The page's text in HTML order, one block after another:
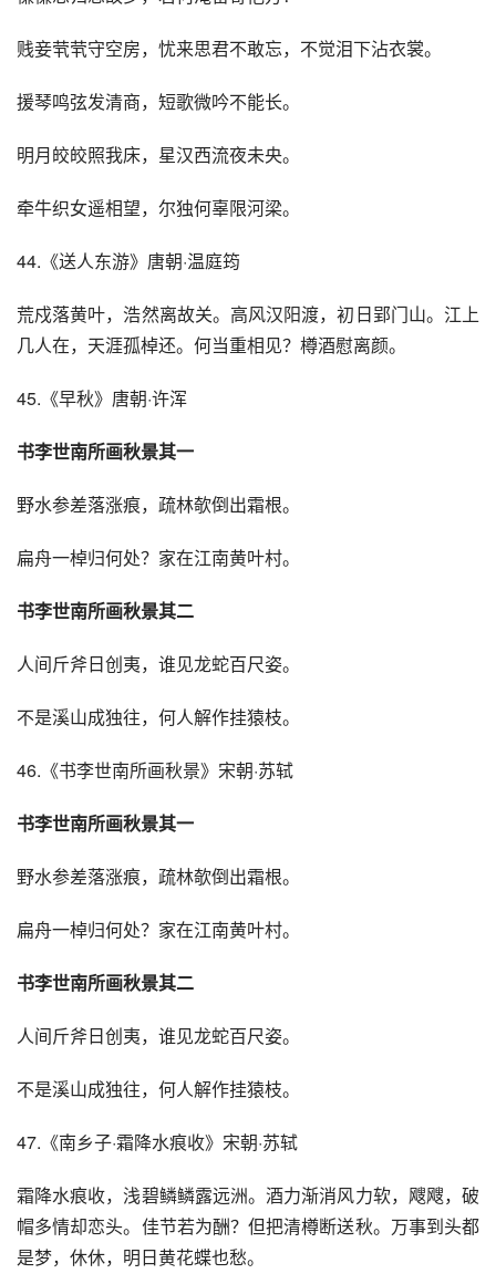
贱妾茕茕守空房，忧来思君不敢忘，不觉泪下沾衣裳。
援琴鸣弦发清商，短歌微吟不能长。
明月皎皎照我床，星汉西流夜未央。
牵牛织女遥相望，尔独何辜限河梁。
44.《送人东游》唐朝·温庭筠
荒戍落黄叶，浩然离故关。高风汉阳渡，初日郢门山。江上
几人在，天涯孤棹还。何当重相见？樽酒慰离颜。
45.《早秋》唐朝·许浑
书李世南所画秋景其一
野水参差落涨痕，疏林欹倒出霜根。
扁舟一棹归何处？家在江南黄叶村。
书李世南所画秋景其二
人间斤斧日创夷，谁见龙蛇百尺姿。
不是溪山成独往，何人解作挂猿枝。
46.《书李世南所画秋景》宋朝·苏轼
书李世南所画秋景其一
野水参差落涨痕，疏林欹倒出霜根。
扁舟一棹归何处？家在江南黄叶村。
书李世南所画秋景其二
人间斤斧日创夷，谁见龙蛇百尺姿。
不是溪山成独往，何人解作挂猿枝。
47.《南乡子·霜降水痕收》宋朝·苏轼
霜降水痕收，浅碧鳞鳞露远洲。酒力渐消风力软，飕飕，破
帽多情却恋头。佳节若为酬？但把清樽断送秋。万事到头都
是梦，休休，明日黄花蝶也愁。